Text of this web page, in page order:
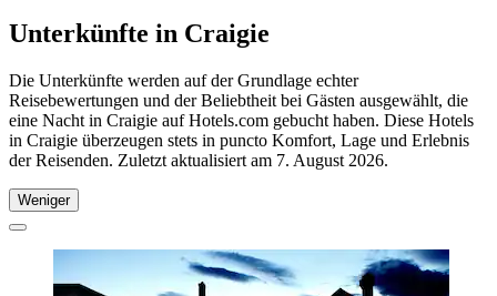
Unterkünfte in Craigie
Die Unterkünfte werden auf der Grundlage echter
Reisebewertungen und der Beliebtheit bei Gästen ausgewählt, die
eine Nacht in Craigie auf Hotels.com gebucht haben. Diese Hotels
in Craigie überzeugen stets in puncto Komfort, Lage und Erlebnis
der Reisenden. Zuletzt aktualisiert am 7. August 2026.
Weniger